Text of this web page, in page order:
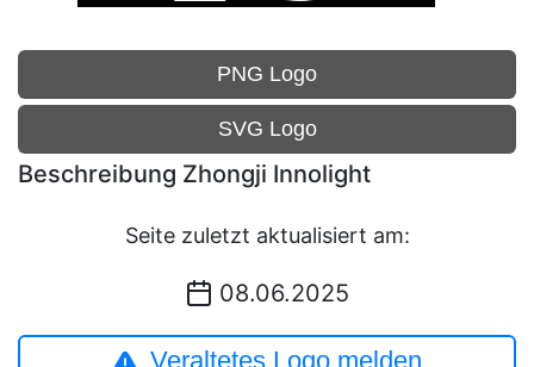
PNG Logo
SVG Logo
Beschreibung Zhongji Innolight
Seite zuletzt aktualisiert am:
08.06.2025
Veraltetes Logo melden